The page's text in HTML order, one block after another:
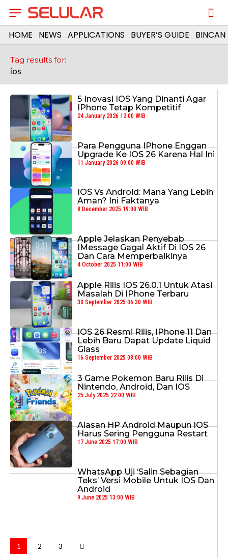
HOME NEWS APPLICATIONS BUYER’S GUIDE
Tag results for:
ios
5 Inovasi IOS Yang Dinanti Agar
IPhone Tetap Kompetitif
24 January 2026 12:00 WIB
Para Pengguna IPhone Enggan
Upgrade Ke IOS 26 Karena Hal Ini
11 January 2026 09:00 WIB
IOS Vs Android: Mana Yang Lebih
Aman? Ini Faktanya
8 December 2025 19:00 WIB
Apple Jelaskan Penyebab
IMessage Gagal Aktif Di IOS 26
Dan Cara Memperbaikinya
4 October 2025 11:00 WIB
Apple Rilis IOS 26.0.1 Untuk Atasi
Masalah Di IPhone Terbaru
30 September 2025 06:30 WIB
IOS 26 Resmi Rilis, IPhone 11 Dan
Lebih Baru Dapat Update Liquid
Glass
16 September 2025 08:00 WIB
3 Game Pokemon Baru Rilis Di
Nintendo, Android, Dan IOS
25 July 2025 22:00 WIB
Alasan HP Android Maupun IOS
Harus Sering Pengguna Restart
17 June 2025 17:00 WIB
WhatsApp Uji ‘Salin Sebagian
Teks’ Versi Mobile Untuk IOS Dan
Android
9 June 2025 13:00 WIB
1 2 3